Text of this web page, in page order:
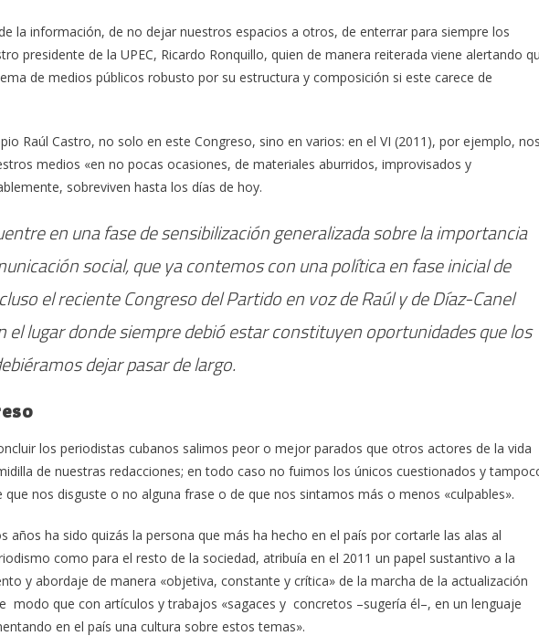
la información, de no dejar nuestros espacios a otros, de enterrar para siempre los
presidente de la UPEC, Ricardo Ronquillo, quien de manera reiterada viene alertando
de medios públicos robusto por su estructura y composición si este carece de
Raúl Castro, no solo en este Congreso, sino en varios: en el VI (2011), por ejemplo,
medios «en no pocas ocasiones, de materiales aburridos, improvisados y
sobreviven hasta los días de hoy.
en una fase de sensibilización generalizada sobre la importancia
social, que ya contemos con una política en fase inicial de
el reciente Congreso del Partido en voz de Raúl y de Díaz-Canel
el lugar donde siempre debió estar constituyen oportunidades que los
dejar pasar de largo.
los periodistas cubanos salimos peor o mejor parados que otros actores de la vida
de nuestras redacciones; en todo caso no fuimos los únicos cuestionados y
nos disguste o no alguna frase o de que nos sintamos más o menos «culpables».
años ha sido quizás la persona que más ha hecho en el país por cortarle las alas al
como para el resto de la sociedad, atribuía en el 2011 un papel sustantivo a la
y abordaje de manera «objetiva, constante y crítica» de la marcha de la actualización
modo que con artículos y trabajos «sagaces y concretos –sugería él–, en un lenguaje
en el país una cultura sobre estos temas».